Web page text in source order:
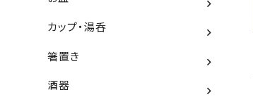
カップ・湯呑
箸置き
酒器